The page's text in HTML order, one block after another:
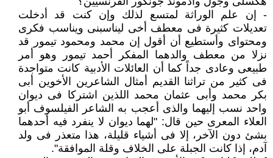
- إن علم الوراثة لمتسع لذلك وإن كنت قد أدخلت
تعديلات كثيرة فى معطف أخى ليناسبنى ويناسب فكرى
ومحتواى وأستطيع أن أقول إن محمد ومحمود تيمور قد
نزلا من معطف والدهما المفكر أحمد تيمور وهو أمر
طبيعى وعادى جداً كما أن العائلات الأدبية كانت متواجدة
فى كثير من تراثنا القديم أمثال الشاعرين الأخوين أبى
بكر محمد وأبى عثمان محمد اللذين اشتركا فى ديوان
واحد نسب إليهما والذى أعجب به الشاعر الفيلسوف أبو
العلاء المعرى حين قال: "لهما ديوان لا ينفرد فيه أحدهما
بشئ دون الآخر، إلا فى أشياء قليلة، هذا متعذر فى ولد
آدم، إذا كانت الجبلة على الخلاف وقلة الموافقة".